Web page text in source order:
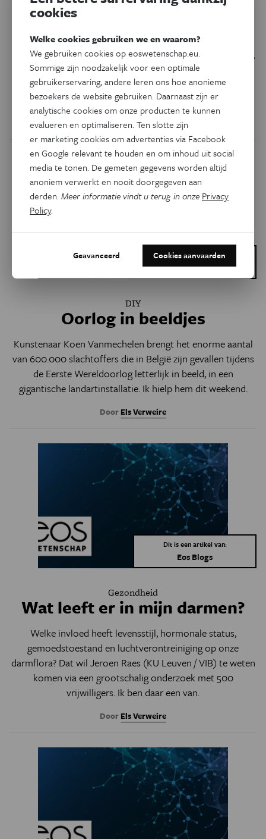
permanente oplossing
Steeds meer mensen krijgen last van droge ogen. Naast de
vergrijzing van de bevolking zijn overmatig schermgebruik,
zachte lenzen en luchtvervuiling de grote boosdoeners.
Europese universiteiten zoeken samen naar nieuwe
behandelingen.
DoorEls Verweire
Dit is een artikel van:
Eos Blogs
DIY
Oorlog in beeldjes
Kunstenaar Koen Vanmechelen brengt het enorme aantal
van 600.000 slachtoffers die in België zijn gevallen tijdens
de Eerste Wereldoorlog letterlijk in beeld, in een
gigantische landartinstallatie. Ik hielp hem dit weekend.
Door Els Verweire
Dit is een artikel van:
Eos Blogs
Gezondheid
Wat leeft er in mijn darmen?
Welke invloed heeft levensstijl, hormonale status,
gemoedstoestand en luchtverontreiniging op onze
darmflora? Dat wil Jeroen Raes (KU Leuven / VIB) te weten
komen via een grootschalig onderzoek met 500
vrijwilligers. Ik ben daar een van.
Door Els Verweire
cookies
Welke cookies gebruiken we en waarom?
We gebruiken cookies op eoswetenschap.eu.
Sommige zijn noodzakelijk voor een optimale
gebruikerservaring, andere leren ons hoe anonieme
bezoekers de website gebruiken. Daarnaast zijn er
analytische cookies om onze producten te kunnen
evalueren en optimaliseren. Ten slotte zijn
er marketing cookies om advertenties via Facebook
en Google relevant te houden en om inhoud uit social
media te tonen. De gemeten gegevens worden altijd
anoniem verwerkt en nooit doorgegeven aan
derden.Meer informatie vindt u terug in onze Privacy
Policy.
Geavanceerd Cookies aanvaarden